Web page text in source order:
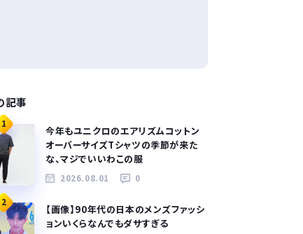
記事
1
今年もユニクロのエアリズムコットン
オーバーサイズTシャツの季節が来た
な、マジでいいわこの服
2026.08.01 0
2
【画像】90年代の日本のメンズファッシ
ョンいくらなんでもダサすぎる